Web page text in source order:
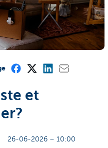
et
26-06-2026 – 10:00